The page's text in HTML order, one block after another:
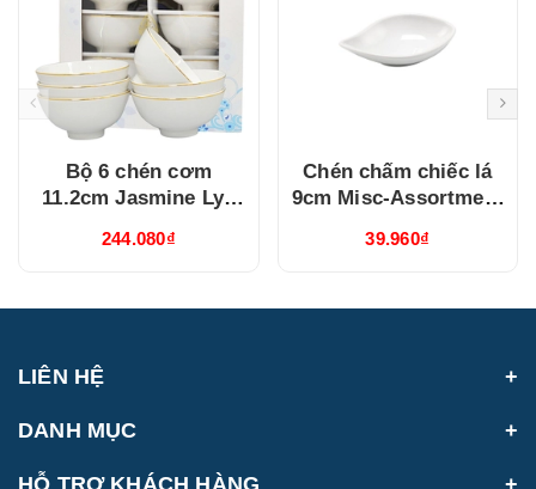
Bộ 6 chén cơm
11.2cm Jasmine Lys
(03119901406)
244.080₫
Chén chấm chiếc lá
9cm Misc-Assortment
(640916000)
39.960₫
LIÊN HỆ
DANH MỤC
HỖ TRỢ KHÁCH HÀNG